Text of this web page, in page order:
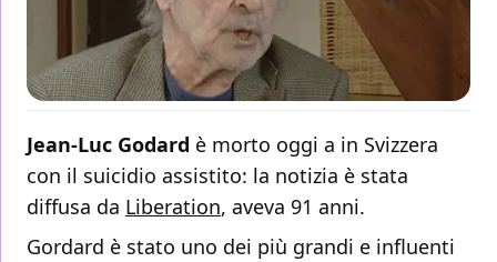
Jean-Luc Godard è morto oggi a in Svizzera
con il suicidio assistito: la notizia è stata
diffusa da Liberation, aveva 91 anni.
Gordard è stato uno dei più grandi e influenti